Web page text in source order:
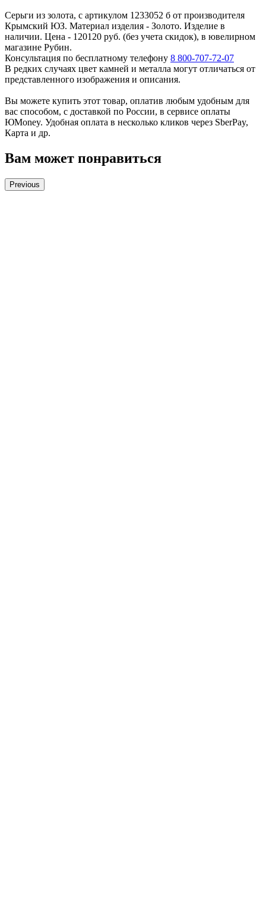
Серьги из золота, с артикулом 1233052 б от производителя
Крымский ЮЗ. Материал изделия - Золото. Изделие в
наличии. Цена - 120120 руб. (без учета скидок), в ювелирном
магазине Рубин.
Консультация по бесплатному телефону 8 800-707-72-07
В редких случаях цвет камней и металла могут отличаться от
представленного изображения и описания.
Вы можете купить этот товар, оплатив любым удобным для
вас способом, с доставкой по России, в сервисе оплаты
ЮMoney. Удобная оплата в несколько кликов через SberPay,
Карта и др.
Вам может понравиться
Previous